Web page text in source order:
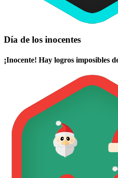
Día de los inocentes
¡Inocente! Hay logros imposibles